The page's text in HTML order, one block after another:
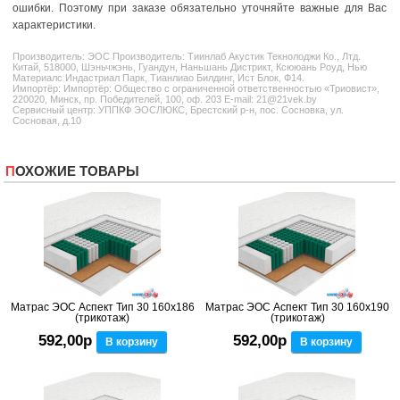
ошибки. Поэтому при заказе обязательно уточняйте важные для Вас
характеристики.
Производитель: ЭОС Производитель: Тиинлаб Акустик Текнолоджи Ко., Лтд.
Китай, 518000, Шэньчжэнь, Гуандун, Наньшань Дистрикт, Ксююань Роуд, Нью
Материалс Индастриал Парк, Тианлиао Билдинг, Ист Блок, Ф14.
Импортёр: Импортёр: Общество с ограниченной ответственностью «Триовист»,
220020, Минск, пр. Победителей, 100, оф. 203 E-mail: 21@21vek.by
Сервисный центр: УППКФ ЭОСЛЮКС, Брестский р-н, пос. Сосновка, ул.
Сосновая, д.10
ПОХОЖИЕ ТОВАРЫ
Матрас ЭОС Аспект Тип 30 160x186
(трикотаж)
592,00р В корзину
Матрас ЭОС Аспект Тип 30 160x190
(трикотаж)
592,00р В корзину